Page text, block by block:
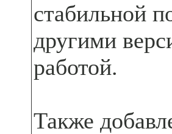
стабильной
другими
работой.
Также